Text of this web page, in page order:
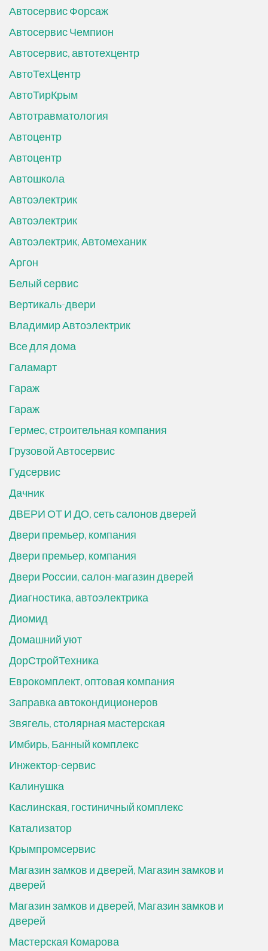
Автосервис Форсаж
Автосервис Чемпион
Автосервис, автотехцентр
АвтоТехЦентр
АвтоТирКрым
Автотравматология
Автоцентр
Автоцентр
Автошкола
Автоэлектрик
Автоэлектрик
Автоэлектрик, Автомеханик
Аргон
Белый сервис
Вертикаль-двери
Владимир Автоэлектрик
Все для дома
Галамарт
Гараж
Гараж
Гермес, строительная компания
Грузовой Автосервис
Гудсервис
Дачник
ДВЕРИ ОТ И ДО, сеть салонов дверей
Двери премьер, компания
Двери премьер, компания
Двери России, салон-магазин дверей
Диагностика, автоэлектрика
Диомид
Домашний уют
ДорСтройТехника
Еврокомплект, оптовая компания
Заправка автокондиционеров
Звягель, столярная мастерская
Имбирь, Банный комплекс
Инжектор-сервис
Калинушка
Каслинская, гостиничный комплекс
Катализатор
Крымпромсервис
Магазин замков и дверей, Магазин замков и
дверей
Магазин замков и дверей, Магазин замков и
дверей
Мастерская Комарова